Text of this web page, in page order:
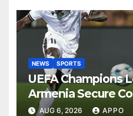
NEWS SPORTS
UEFA Champions
Armenia Secure
Over Shamrock
AUG 6, 2026 APPO